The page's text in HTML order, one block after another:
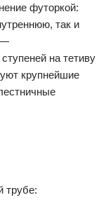
футоркой:
так и
—
на тетиву
крупнейшие